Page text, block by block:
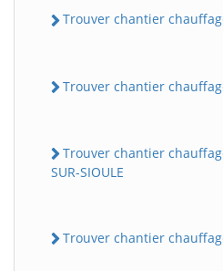
Trouver chantier
Trouver chantier
Trouver chantier
SUR-SIOULE
Trouver chantier